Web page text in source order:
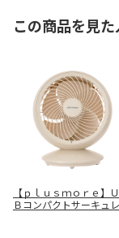
この商品を見
【ｐｌｕｓｍｏｒｅ】
Ｂコンパクトサーキュ